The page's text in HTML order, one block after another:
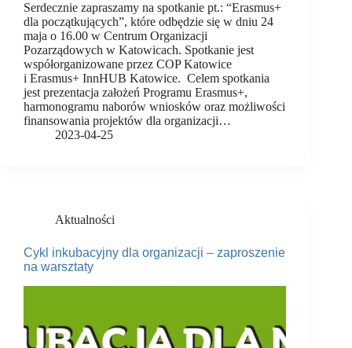
Serdecznie zapraszamy na spotkanie pt.: “Erasmus+
dla początkujących”, które odbędzie się w dniu 24
maja o 16.00 w Centrum Organizacji
Pozarządowych w Katowicach. Spotkanie jest
współorganizowane przez COP Katowice
i Erasmus+ InnHUB Katowice. Celem spotkania
jest prezentacja założeń Programu Erasmus+,
harmonogramu naborów wniosków oraz możliwości
finansowania projektów dla organizacji…
2023-04-25
Aktualności
Cykl inkubacyjny dla organizacji – zaproszenie
na warsztaty